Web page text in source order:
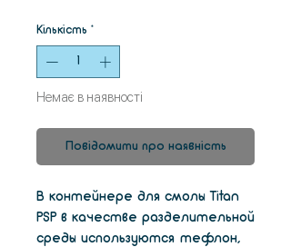
Кількість *
Немає в наявності
Повідомити про наявність
В контейнере для смолы Titan
PSP в качестве разделительной
среды используются тефлон,